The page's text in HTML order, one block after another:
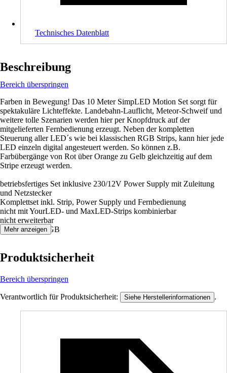
Technisches Datenblatt
Beschreibung
Bereich überspringen
Farben in Bewegung! Das 10 Meter SimpLED Motion Set sorgt für
spektakuläre Lichteffekte. Landebahn-Lauflicht, Meteor-Schweif und
weitere tolle Szenarien werden hier per Knopfdruck auf der
mitgelieferten Fernbedienung erzeugt. Neben der kompletten
Steuerung aller LED´s wie bei klassischen RGB Strips, kann hier jede
LED einzeln digital angesteuert werden. So können z.B.
Farbübergänge von Rot über Orange zu Gelb gleichzeitig auf dem
Stripe erzeugt werden.
betriebsfertiges Set inklusive 230/12V Power Supply mit Zuleitung
und Netzstecker
Komplettset inkl. Strip, Power Supply und Fernbedienung
nicht mit YourLED- und MaxLED-Strips kombinierbar
nicht erweiterbar
Farbwechsel RGB
Mehr anzeigen
Produktsicherheit
Bereich überspringen
Verantwortlich für Produktsicherheit: Siehe Herstellerinformationen .